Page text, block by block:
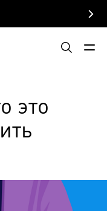
это